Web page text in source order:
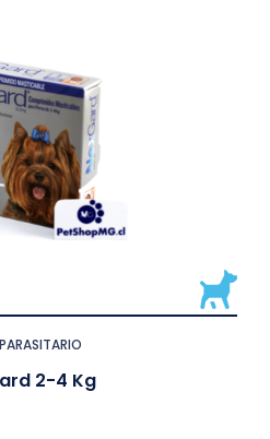
2-4 Kg